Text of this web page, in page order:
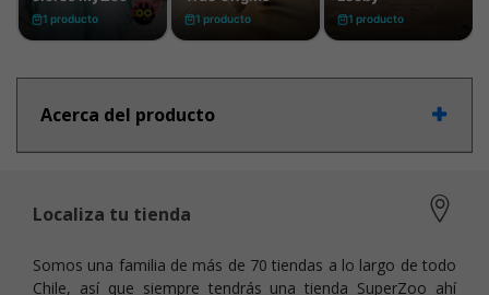
Acerca del producto
Localiza tu tienda
Somos una familia de más de 70 tiendas a lo largo de todo
Chile, así que siempre tendrás una tienda SuperZoo ahí